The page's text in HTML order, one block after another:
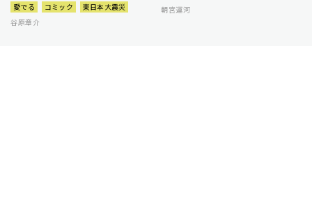
愛でる コミック
東日本大震災
谷原章介
朝宮運河